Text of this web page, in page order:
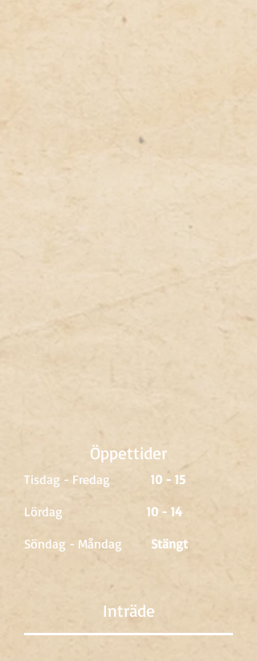
Öppettider
Tisdag - Fredag 10 - 15
Lördag
10 - 14
Söndag - Måndag Stängt
Inträde